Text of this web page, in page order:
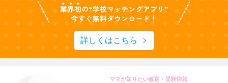
詳しくはこちら
ママが知りたい教育・受験情報